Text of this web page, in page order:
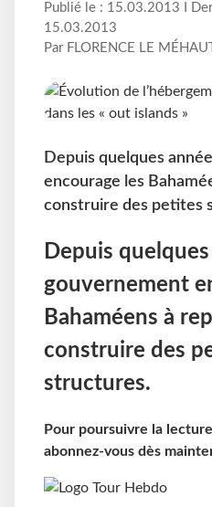
Publié le : 15.03.2013 I
15.03.2013
Par FLORENCE LE
Depuis quelques
encourage les
construire des petites
Depuis
gouvernement
Bahaméens à
construire des
structures.
Pour poursuivre la
abonnez-vous dès